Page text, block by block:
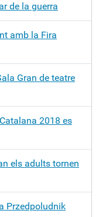
de la guerra
amb la Fira
Gran de teatre
2018 es
els adults tornen
Przedpoludnik